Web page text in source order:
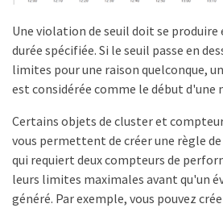
Une violation de seuil doit se
durée spécifiée. Si le seuil passe en
limites pour une raison quelconque,
est considérée comme le début d'une
Certains objets de cluster et
vous permettent de créer une règle
qui requiert deux compteurs de
leurs limites maximales avant qu'un
généré. Par exemple, vous pouvez